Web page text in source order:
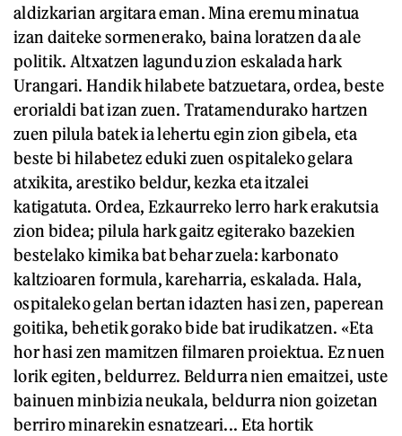
aldizkarian argitara eman. Mina eremu minatua
izan daiteke sormenerako, baina loratzen da ale
politik. Altxatzen lagundu zion eskalada hark
Urangari. Handik hilabete batzuetara, ordea, beste
erorialdi bat izan zuen. Tratamendurako hartzen
zuen pilula batek ia lehertu egin zion gibela, eta
beste bi hilabetez eduki zuen ospitaleko gelara
atxikita, arestiko beldur, kezka eta itzalei
katigatuta. Ordea, Ezkaurreko lerro hark erakutsia
zion bidea; pilula hark gaitz egiterako bazekien
bestelako kimika bat behar zuela: karbonato
kaltzioaren formula, kareharria, eskalada. Hala,
ospitaleko gelan bertan idazten hasi zen, paperean
goitika, behetik gorako bide bat irudikatzen. «Eta
hor hasi zen mamitzen filmaren proiektua. Ez nuen
lorik egiten, beldurrez. Beldurra nien emaitzei, uste
bainuen minbizia neukala, beldurra nion goizetan
berriro minarekin esnatzeari... Eta hortik